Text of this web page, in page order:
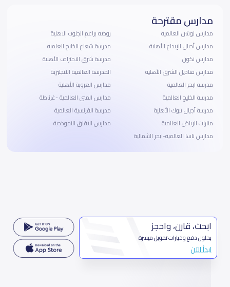
مدارس مقترحة
مدارس نوشن العالمية
مدارس أجيال الإبداع الأهلية
مدارس نكون
مدارس قناديل الشرق الأهلية
مدرسة ابحر العالمية
مدرسة الخليج العالمية
مدرسة أجيال تبوك الأهلية
منارات الرياض العالمية
مدارس ناسا العالمية-ابحر الشمالية
روضه براعم الجنوب الاهلية
مدرسة شعاع الخليج العلمية
مدرسة شرق الاحتراف الأهلية
المدرسة العالمية الانجليزية
مدارس العروبة الأهلية
مدارس المنى العالمية -غرناطة
مدرسة الفرنسية العالمية
مدارس الافاق النموذجية
ابحث، قارن، واحجز
بحلول دفع وخيارات تمويل ميسرة
ابدأ الآن